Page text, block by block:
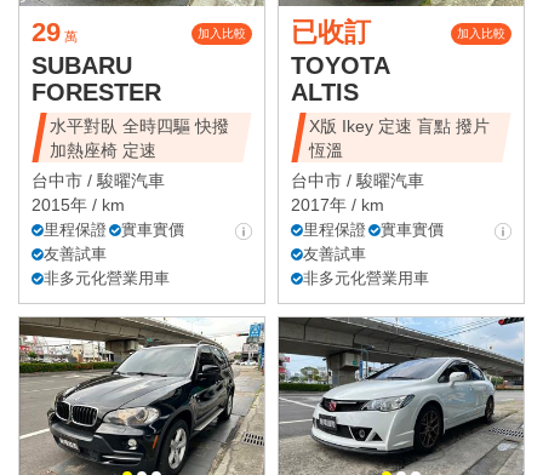
29 萬 加入比較
SUBARU
FORESTER
水平對臥 全時四驅 快撥
加熱座椅 定速
台中市 /駿曜汽車
2015年 / km
里程保證
實車實價
友善試車
非多元化營業用車
已收訂 加入比較
TOYOTA
ALTIS
X版 Ikey 定速 盲點 撥片
恆溫
台中市 /駿曜汽車
2017年 / km
里程保證
實車實價
友善試車
非多元化營業用車